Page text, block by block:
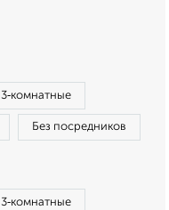
3‑комнатные
Без посредников
3‑комнатные